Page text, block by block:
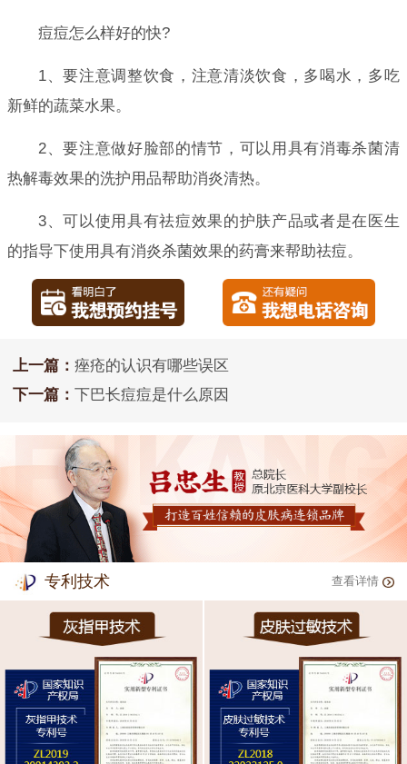
痘痘怎么样好的快?
1、要注意调整饮食，注意清淡饮食，多喝水，多吃
新鲜的蔬菜水果。
2、要注意做好脸部的情节，可以用具有消毒杀菌清
热解毒效果的洗护用品帮助消炎清热。
3、可以使用具有祛痘效果的护肤产品或者是在医生
的指导下使用具有消炎杀菌效果的药膏来帮助祛痘。
上一篇： 痤疮的认识有哪些误区
下一篇： 下巴长痘痘是什么原因
专利技术 查看详情